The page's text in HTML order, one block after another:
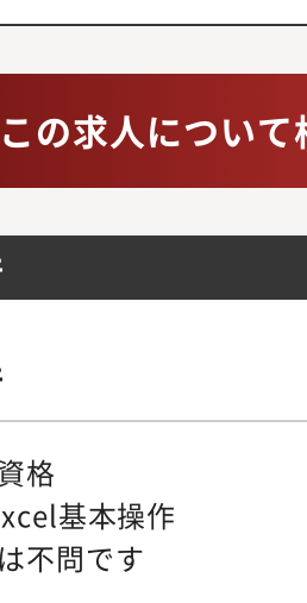
この求人につい
格
基本操作
不問です